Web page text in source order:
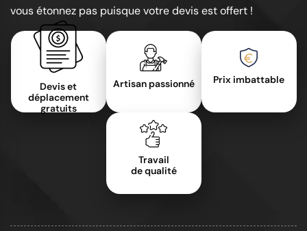
vous étonnez pas puisque votre devis est offert !
Devis et
déplacement
gratuits
Artisan passionné Prix imbattable
Travail
de qualité